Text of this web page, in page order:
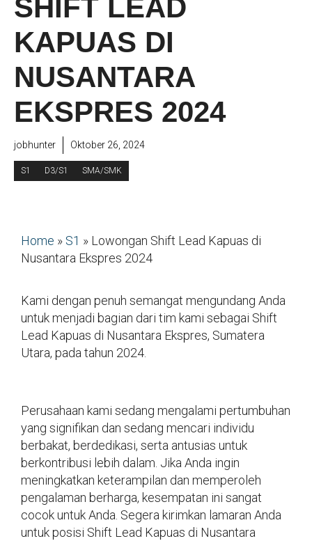
SHIFT LEAD
KAPUAS DI
NUSANTARA
EKSPRES 2024
jobhunter Oktober 26, 2024
S1 D3/S1 SMA/SMK
Home » S1 » Lowongan Shift Lead Kapuas di
Nusantara Ekspres 2024
Kami dengan penuh semangat mengundang Anda
untuk menjadi bagian dari tim kami sebagai Shift
Lead Kapuas di Nusantara Ekspres, Sumatera
Utara, pada tahun 2024.
Perusahaan kami sedang mengalami pertumbuhan
yang signifikan dan sedang mencari individu
berbakat, berdedikasi, serta antusias untuk
berkontribusi lebih dalam. Jika Anda ingin
meningkatkan keterampilan dan memperoleh
pengalaman berharga, kesempatan ini sangat
cocok untuk Anda. Segera kirimkan lamaran Anda
untuk posisi Shift Lead Kapuas di Nusantara